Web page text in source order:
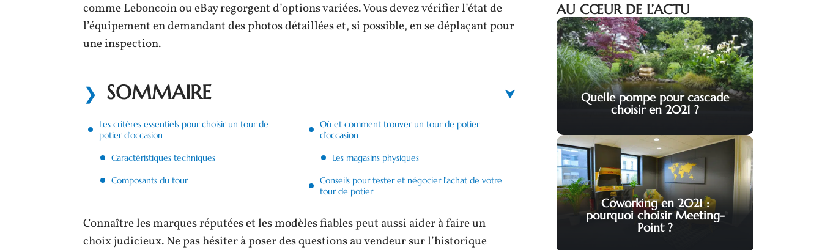
comme Leboncoin ou eBay regorgent d’options variées. Vous devez vérifier l’état de
l’équipement en demandant des photos détaillées et, si possible, en se déplaçant pour
une inspection.
SOMMAIRE
Les critères essentiels pour choisir un tour de
potier d’occasion
Caractéristiques techniques
Composants du tour
Où et comment trouver un tour de potier
d’occasion
Les magasins physiques
Conseils pour tester et négocier l’achat de votre
tour de potier
Connaître les marques réputées et les modèles fiables peut aussi aider à faire un
choix judicieux. Ne pas hésiter à poser des questions au vendeur sur l’historique
AU CŒUR DE L’ACTU
Quelle pompe pour cascade
choisir en 2021 ?
Coworking en 2021 :
pourquoi choisir Meeting-
Point ?